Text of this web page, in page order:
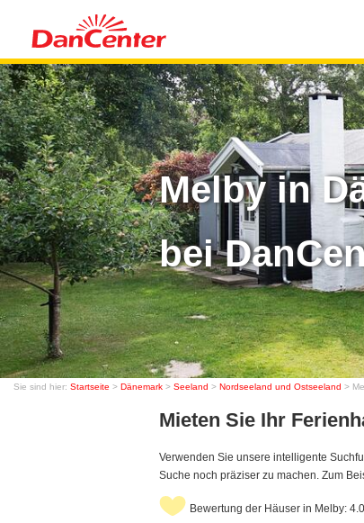
Melby in
bei
Sie sind hier: Startseite > Dänemark > Seeland > Nordseeland und Ostseeland >
Mieten Sie Ihr
Verwenden Sie unsere intelligente
Suche noch präziser zu machen. Zum
Bewertung der Häuser in Melby: